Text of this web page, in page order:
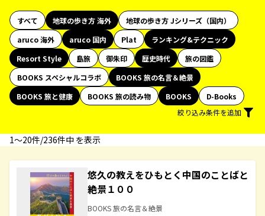
すべて 地球の歩き方 海外
地球の歩き方 Jシリーズ（国内）
aruco 海外
aruco 国内 Plat
ランキング&テクニック
Resort Style
島旅 御朱印 歴史時代
旅の図鑑
BOOKS スペシャルコラボ
BOOKS 旅の名言＆絶景
BOOKS 旅と健康
BOOKS 旅の読み物 BOOKS
D-Books
絞り込み条件を追加
1〜20件/236件中 を表示
悠久の教えをひもとく中国のことばと
絶景１００
BOOKS 旅の名言＆絶景